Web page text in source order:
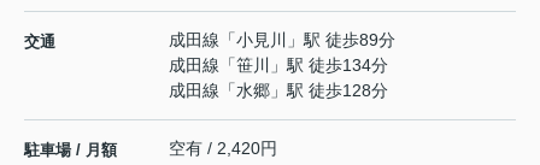
交通 成田線 「小見川
」駅 徒歩89分
成田線 「笹川
」駅 徒歩134分
成田線 「水郷 」駅 徒歩128分
駐車場 / 月額 空有 / 2,420円